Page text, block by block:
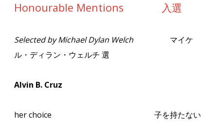
Honourable Mentions 入選
Selected by Michael Dylan Welch
マイケ
ル・ディラン・ウェルチ 選
Alvin B. Cruz
her choice
子を持たない